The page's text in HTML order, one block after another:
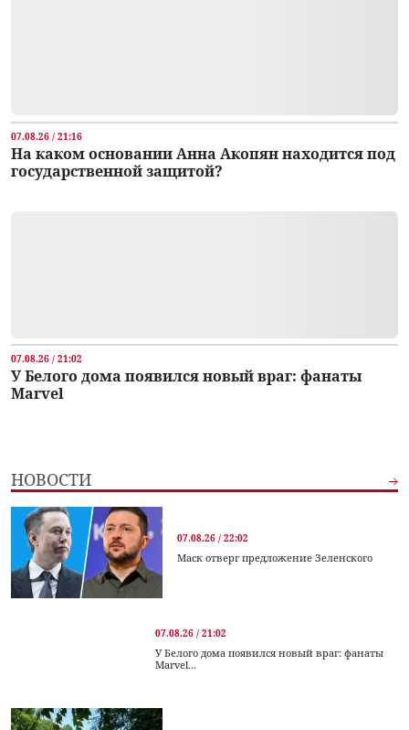
07.08.26 / 21:16
На каком основании Анна Акопян находится под
государственной защитой?
07.08.26 / 21:02
У Белого дома появился новый враг: фанаты
Marvel
НОВОСТИ
07.08.26 / 22:02
Маск отверг предложение Зеленского
07.08.26 / 21:02
У Белого дома появился новый враг: фанаты
Marvel...